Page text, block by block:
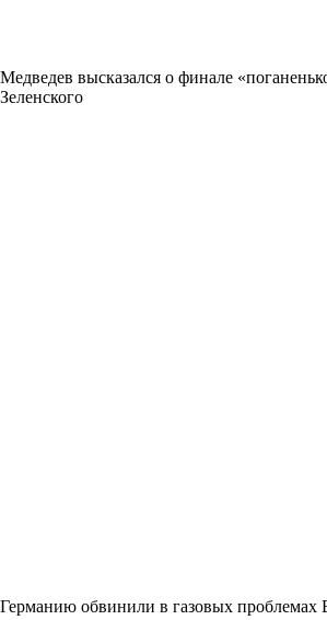
Медведев высказался о финале
Зеленского
Германию обвинили в газовых проблемах